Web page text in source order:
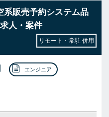
系販売予約システム品
人・案件
リモート・常駐 併用
エンジニア